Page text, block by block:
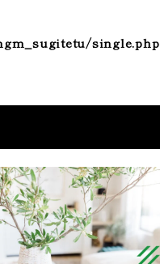
single.php